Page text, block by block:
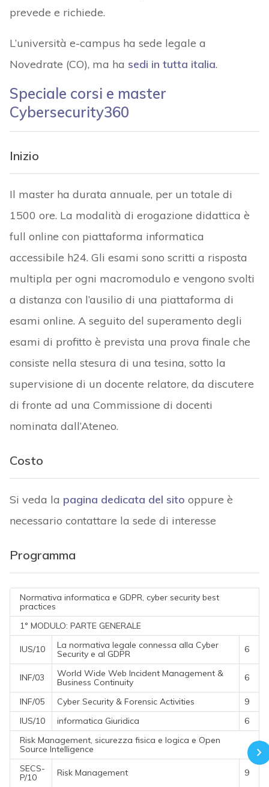
prevede e richiede.
L’università e-campus ha sede legale a
Novedrate (CO), ma ha sedi in tutta italia.
Speciale corsi e master
Cybersecurity360
Inizio
Il master ha durata annuale, per un totale di
1500 ore. La modalità di erogazione didattica è
full online con piattaforma informatica
accessibile h24. Gli esami sono scritti a risposta
multipla per ogni macromodulo e vengono svolti
a distanza con l’ausilio di una piattaforma di
esami online. A seguito del superamento degli
esami di profitto è prevista una prova finale che
consiste nella stesura di una tesina, sotto la
supervisione di un docente relatore, da discutere
di fronte ad una Commissione di docenti
nominata dall’Ateneo.
Costo
Si veda la pagina dedicata del sito oppure è
necessario contattare la sede di interesse
Programma
Normativa informatica e GDPR, cyber security best
practices
1° MODULO: PARTE GENERALE
IUS/10
La normativa legale connessa alla Cyber
Security e al GDPR
6
INF/03
World Wide Web Incident Management &
Business Continuity
6
INF/05 Cyber Security & Forensic Activities
9
IUS/10
informatica Giuridica
6
Risk Management, sicurezza fisica e logica e Open
Source Intelligence
SECS-
P/10
Risk Management 9